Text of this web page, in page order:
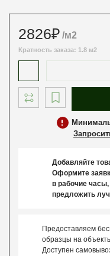
2826₽ /м2
Кратность заказа: 1.8 м2
Добавляйте
Оформите
в рабочие
предложить
Предоставляем
образцы на
Доступен